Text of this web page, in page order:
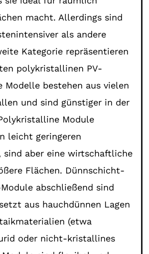
macht. Allerdings sind
als andere
Kategorie repräsentieren
polykristallinen PV-
Modelle bestehen aus vielen
und sind günstiger in der
Module
leicht geringeren
sind aber eine wirtschaftliche
Flächen. Dünnschicht-
abschließend sind
aus hauchdünnen Lagen
(etwa
oder nicht-kristallines